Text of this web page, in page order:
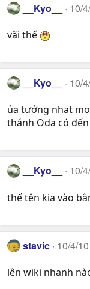
__Kyo__ 10/
vãi thế
__Kyo__ 10/
ủa tưởng nhat
thánh Oda có đến
__Kyo__ 10/
thế tên kia vào
stavic 10/4/10
lên wiki nhanh